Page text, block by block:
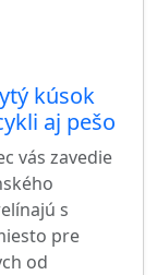
kúsok
aj pešo
vás zavedie
s
pre
od